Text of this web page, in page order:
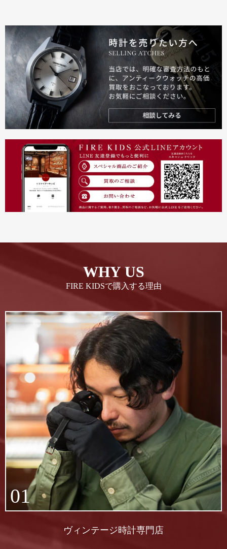
WHY US
FIRE KIDSで購入する理由
01
ヴィンテージ時計専門店